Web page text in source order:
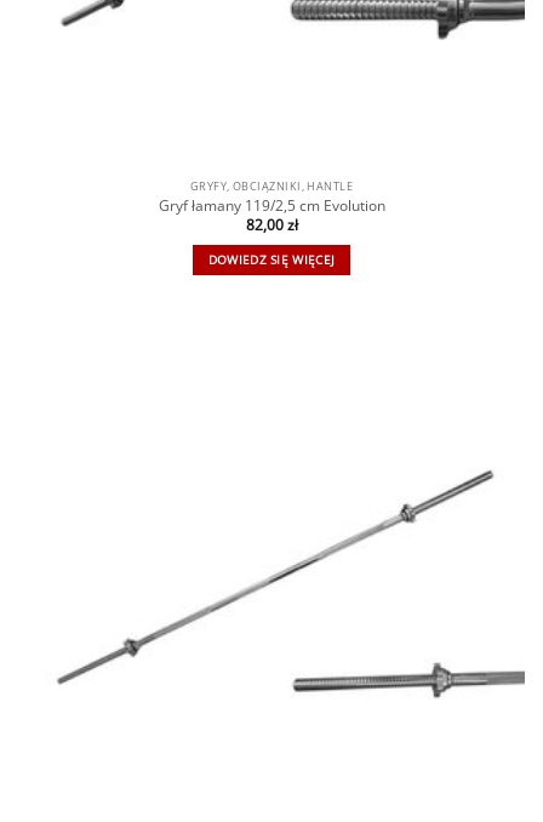
GRYFY, OBCIĄŻNIKI, HANTLE
Gryf łamany 119/2,5 cm Evolution
82,00zł
DOWIEDZ SIĘ WIĘCEJ